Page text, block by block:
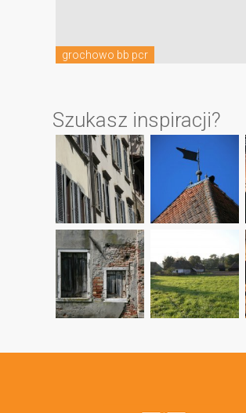
grochowo bb pcr
Szukasz inspiracji?